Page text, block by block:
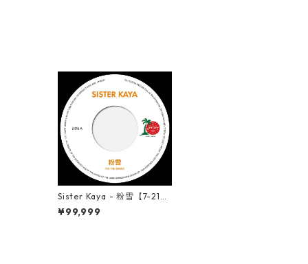
Sister Kaya - 粉雪【7-2169
9】
¥99,999